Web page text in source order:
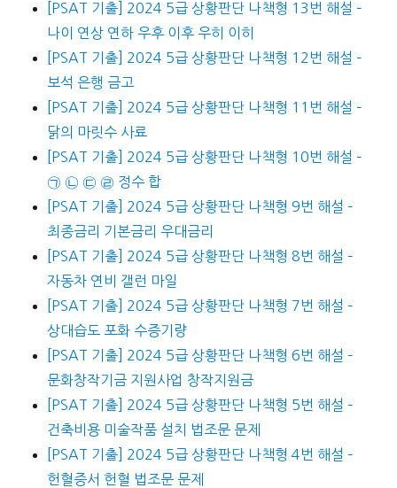
[PSAT 기출] 2024 5급 상황판단 나책형 13번 해설 –
나이 연상 연하 우후 이후 우히 이히
[PSAT 기출] 2024 5급 상황판단 나책형 12번 해설 –
보석 은행 금고
[PSAT 기출] 2024 5급 상황판단 나책형 11번 해설 –
닭의 마릿수 사료
[PSAT 기출] 2024 5급 상황판단 나책형 10번 해설 –
㉠ ㉡ ㉢ ㉣ 정수 합
[PSAT 기출] 2024 5급 상황판단 나책형 9번 해설 –
최종금리 기본금리 우대금리
[PSAT 기출] 2024 5급 상황판단 나책형 8번 해설 –
자동차 연비 갤런 마일
[PSAT 기출] 2024 5급 상황판단 나책형 7번 해설 –
상대습도 포화 수증기량
[PSAT 기출] 2024 5급 상황판단 나책형 6번 해설 –
문화창작기금 지원사업 창작지원금
[PSAT 기출] 2024 5급 상황판단 나책형 5번 해설 –
건축비용 미술작품 설치 법조문 문제
[PSAT 기출] 2024 5급 상황판단 나책형 4번 해설 –
헌혈증서 헌혈 법조문 문제